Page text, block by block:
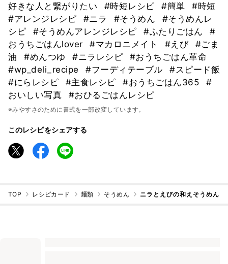
好きな人と繋がりたい
#時短レシピ #簡単
#時短
#アレンジレシピ
#ニラ #そうめん
#そうめんレ
シピ
#そうめんアレンジレシピ #ふたりごはん
#
おうちごはんlover
#マカロニメイト #えび
#ごま
油
#めんつゆ #ニラレシピ
#おうちごはん革命
#wp_deli_recipe
#フーディテーブル
#スピード飯
#にらレシピ
#主食レシピ #おうちごはん365
#
おいしい写真
#おひるごはんレシピ
※みやすさのために書式を一部改変しています。
このレシピをシェアする
TOP レシピカード 麺類 そうめん ニラとえびの和えそうめん